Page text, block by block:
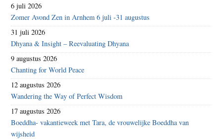
6 juli 2026
Zomer Avond Zen in Arnhem 6 juli -31 augustus
31 juli 2026
Dhyana & Insight – Reevaluating Dhyana
9 augustus 2026
Chanting for World Peace
12 augustus 2026
Wandering the Way of Perfect Wisdom
17 augustus 2026
Boeddha- vakantieweek met Tara, de vrouwelijke Boeddha van
wijsheid